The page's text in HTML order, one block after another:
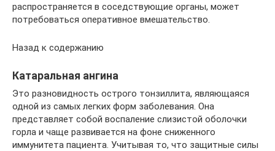
распространяется в соседствующие органы, может
потребоваться оперативное вмешательство.
Назад к содержанию
Катаральная ангина
Это разновидность острого тонзиллита, являющаяся
одной из самых легких форм заболевания. Она
представляет собой воспаление слизистой оболочки
горла и чаще развивается на фоне сниженного
иммунитета пациента. Учитывая то, что защитные силы